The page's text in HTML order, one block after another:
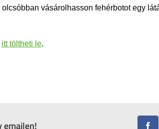
vásárolhasson fehérbotot egy
itt töltheti le.
emailen!